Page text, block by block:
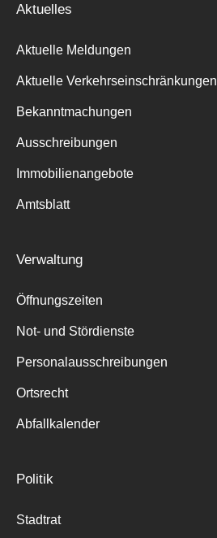
Aktuelles
Aktuelle Meldungen
Aktuelle Verkehrseinschränkungen
Bekanntmachungen
Ausschreibungen
Immobilienangebote
Amtsblatt
Verwaltung
Öffnungszeiten
Not- und Stördienste
Personalausschreibungen
Ortsrecht
Abfallkalender
Politik
Stadtrat